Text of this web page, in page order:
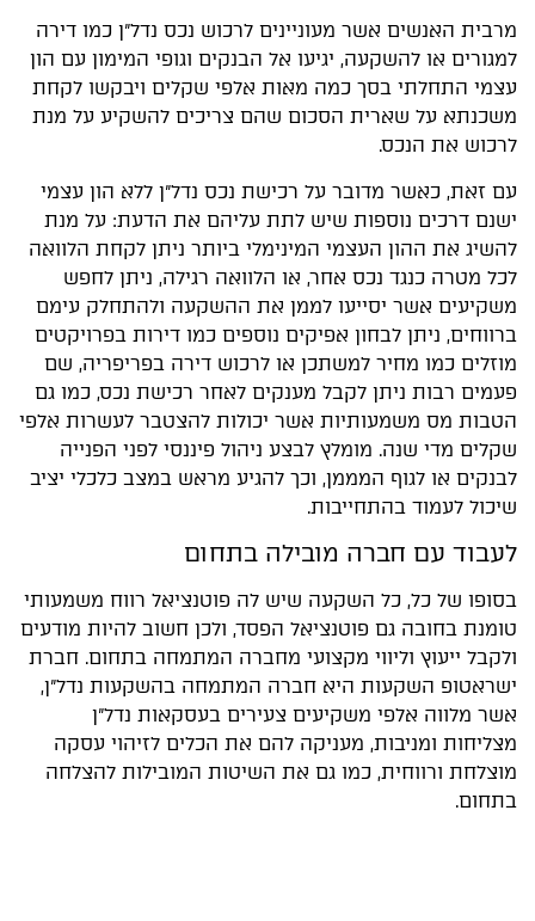
מרבית האנשים אשר מעוניינים לרכוש נכס נדל"ן כמו דירה
למגורים או להשקעה, יגיעו אל הבנקים וגופי המימון עם הון
עצמי התחלתי בסך כמה מאות אלפי שקלים ויבקשו לקחת
משכנתא על שארית הסכום שהם צריכים להשקיע על מנת
לרכוש את הנכס.
עם זאת, כאשר מדובר על רכישת נכס נדל"ן ללא הון עצמי
ישנם דרכים נוספות שיש לתת עליהם את הדעת: על מנת
להשיג את ההון העצמי המינימלי ביותר ניתן לקחת הלוואה
לכל מטרה כנגד נכס אחר, או הלוואה רגילה, ניתן לחפש
משקיעים אשר יסייעו לממן את ההשקעה ולהתחלק עימם
ברווחים, ניתן לבחון אפיקים נוספים כמו דירות בפרויקטים
מוזלים כמו מחיר למשתכן או לרכוש דירה בפריפריה, שם
פעמים רבות ניתן לקבל מענקים לאחר רכישת נכס, כמו גם
הטבות מס משמעותיות אשר יכולות להצטבר לעשרות אלפי
שקלים מדי שנה. מומלץ לבצע ניהול פיננסי לפני הפנייה
לבנקים או לגוף המממן, וכך להגיע מראש במצב כלכלי יציב
שיכול לעמוד בהתחייבות.
לעבוד עם חברה מובילה בתחום
בסופו של כל, כל השקעה שיש לה פוטנציאל רווח משמעותי
טומנת בחובה גם פוטנציאל הפסד, ולכן חשוב להיות מודעים
ולקבל ייעוץ וליווי מקצועי מחברה המתמחה בתחום. חברת
ישראטופ השקעות היא חברה המתמחה בהשקעות נדל"ן,
אשר מלווה אלפי משקיעים צעירים בעסקאות נדל"ן
מצליחות ומניבות, מעניקה להם את הכלים לזיהוי עסקה
מוצלחת ורווחית, כמו גם את השיטות המובילות להצלחה
בתחום.